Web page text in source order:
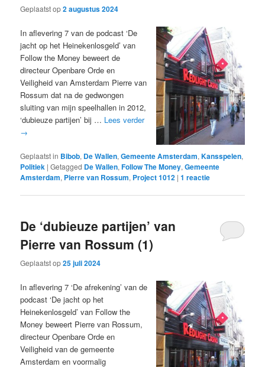
Geplaatst op2 augustus 2024
In aflevering 7 van de podcast ‘De
jacht op het Heinekenlosgeld’ van
Follow the Money beweert de
directeur Openbare Orde en
Veiligheid van Amsterdam Pierre van
Rossum dat na de gedwongen
sluiting van mijn speelhallen in 2012,
‘dubieuze partijen’ bij … Lees verder
→
Geplaatst in Bibob, De Wallen,Gemeente Amsterdam,Kansspelen,
Politiek |Getagged De Wallen,Follow The Money,Gemeente
Amsterdam, Pierre van Rossum, Project 1012 |1 reactie
De ‘dubieuze partijen’ van
Pierre van Rossum (1)
Geplaatst op25 juli 2024
In aflevering 7 ‘De afrekening’ van de
podcast ‘De jacht op het
Heinekenlosgeld’ van Follow the
Money beweert Pierre van Rossum,
directeur Openbare Orde en
Veiligheid van de gemeente
Amsterdam en voormalig